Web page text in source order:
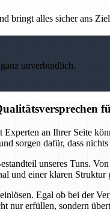
bringt alles sicher ans
unverbindlich.
an Ihrer Seite
sorgen dafür, dass
unseres Tuns.
und einer klaren
Egal ob bei der
nur erfüllen, sondern